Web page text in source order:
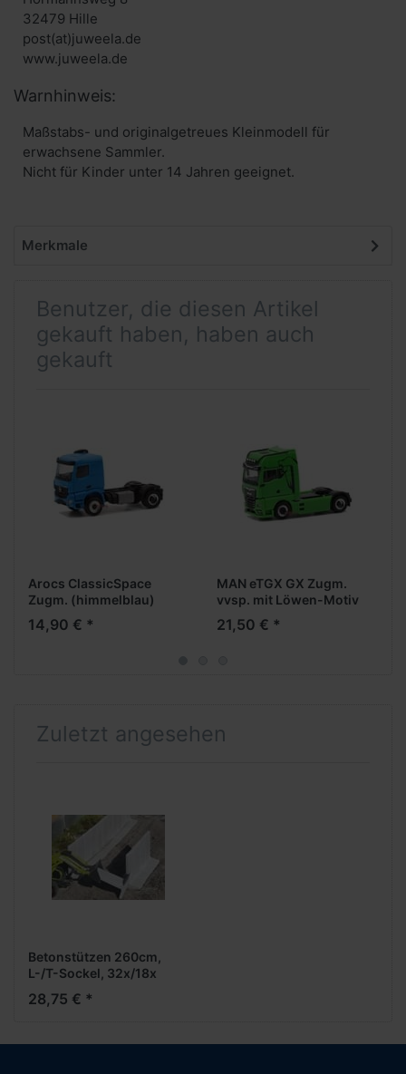
32479 Hille
post(at)juweela.de
www.juweela.de
Warnhinweis:
Maßstabs- und originalgetreues Kleinmodell für
erwachsene Sammler.
Nicht für Kinder unter 14 Jahren geeignet.
Merkmale
Benutzer, die diesen Artikel
gekauft haben, haben auch
gekauft
Arocs ClassicSpace
Zugm. (himmelblau)
14,90 € *
MAN eTGX GX Zugm.
vvsp. mit Löwen-Motiv
(gelbgrün)
21,50 € *
Zuletzt angesehen
Betonstützen 260cm,
L-/T-Sockel, 32x/18x
28,75 € *